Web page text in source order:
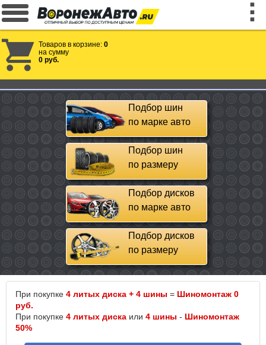
Товаров в корзине: 0
на сумму
0 руб.
Подбор шин
по марке авто
Подбор шин
по размеру
Подбор дисков
по марке авто
Подбор дисков
по размеру
При покупке 4 литых диска + 4 шины = Шиномонтаж 0
руб.
При покупке 4 литых диска или 4 шины - Шиномонтаж
50%